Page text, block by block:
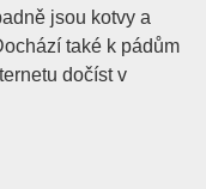
jsou kotvy a
také k pádům
dočíst v